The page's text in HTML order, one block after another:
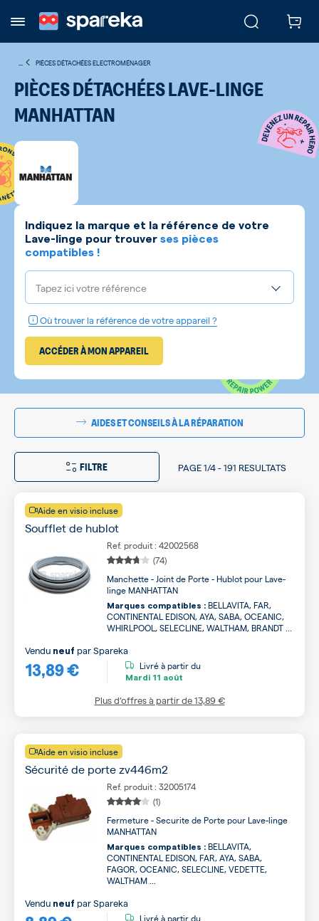
PIÈCES DÉTACHÉES ELECTROMÉNAGER
PIÈCES DÉTACHÉES LAVE-LINGE
MANHATTAN
Indiquez la marque et la référence de votre
Lave-linge pour trouver ses pièces
compatibles !
Tapez ici votre référence
Où trouver la référence de votre appareil ?
ACCÉDER À MON APPAREIL
AIDES ET CONSEILS À LA RÉPARATION
FILTRE PAGE1/4-191 RESULTATS
Aide en visio incluse
Soufflet de hublot
Ref. produit : 42002568
(74)
Manchette - Joint de Porte - Hublot pour Lave-
linge MANHATTAN
Marques compatibles : BELLAVITA, FAR,
CONTINENTAL EDISON, AYA, SABA, OCEANIC,
WHIRLPOOL, SELECLINE, WALTHAM, BRANDT ...
13,89 €
Vendu neuf parSpareka
Livré à partir du
Mardi 11 août
Plus d’offres à partir de13,89 €
Aide en visio incluse
Sécurité de porte zv446m2
Ref. produit : 32005174
(1)
Fermeture - Securite de Porte pour Lave-linge
MANHATTAN
Marques compatibles : BELLAVITA,
CONTINENTAL EDISON, FAR, AYA, SABA,
FAGOR, OCEANIC, SELECLINE, VEDETTE,
WALTHAM ...
Vendu neuf parSpareka
Livré à partir du